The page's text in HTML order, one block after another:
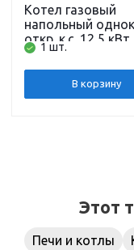
Котел газовый
напольный
откр. к.с. 12,5 кВт
Комфорт КОВ-12,5
СТ1пс (SIT)
1 шт.
В корзину
Этот
Печи и котлы